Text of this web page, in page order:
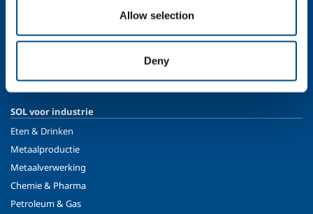
Allow selection
Deny
Ethiek en waarden
Veiligheid, milieu en kwaliteit
SOL voor industrie
Eten & Drinken
Metaalproductie
Metaalverwerking
Chemie & Pharma
Petroleum & Gas